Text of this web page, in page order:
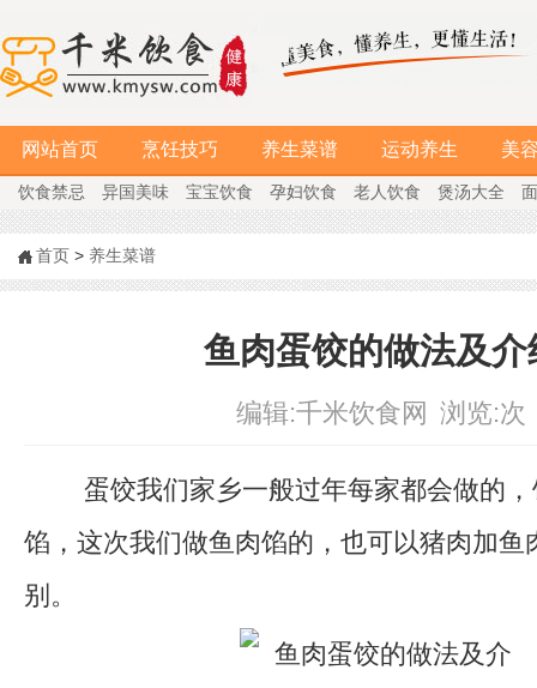
网站首页 烹饪技巧 养生菜谱 运动养生 美
饮食禁忌 异国美味 宝宝饮食 孕妇饮食 老人饮食 煲汤大全
首页 > 养生菜谱
鱼肉蛋饺的做法及介
编辑:千米饮食网 浏览:次
蛋饺我们家乡一般过年每家都会做的，
馅，这次我们做鱼肉馅的，也可以猪肉加鱼
别。